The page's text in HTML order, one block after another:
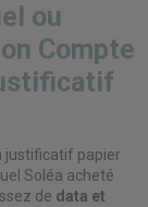
ou
Compte
justificatif papier
Soléa acheté
de data et